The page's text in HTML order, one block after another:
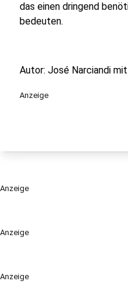
Anzeige
Anzeige
das einen dringend
bedeuten.
Autor: José Narciandi
Anzeige
Anzeige